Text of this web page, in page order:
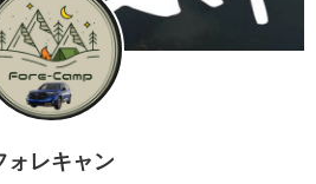
ォレキャン